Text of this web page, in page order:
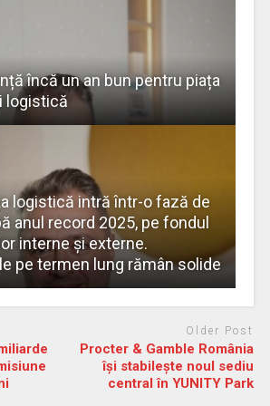
încă un an bun pentru piața
logistică
logistică intră într-o fază de
anul record 2025, pe fondul
interne și externe.
pe termen lung rămân solide
Older Post
Procter & Gamble România
își stabilește noul sediu
central în YUNITY Park